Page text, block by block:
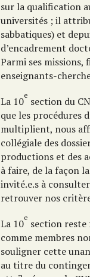
sur la qualification
universités ; il
sabbatiques) et
d’encadrement
Parmi ses missions,
enseignants-
La 10e section du
que les procédures
multiplient, nous
collégiale des
productions et des
à faire, de la façon
invité.e.s à
retrouver nos
La 10e section reste
comme membres
souligner cette
au titre du